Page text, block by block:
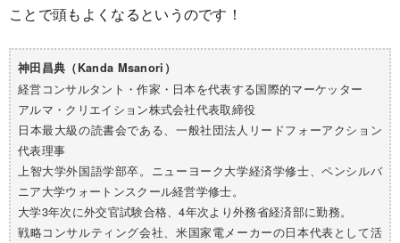
ことで頭もよくなるというのです！
神田昌典（Kanda Msanori）
経営コンサルタント・作家・日本を代表する国際的マーケッター
アルマ・クリエイション株式会社代表取締役
日本最大級の読書会である、一般社団法人リードフォーアクション
代表理事
上智大学外国語学部卒。ニューヨーク大学経済学修士、ペンシルバ
ニア大学ウォートンスクール経営学修士。
大学3年次に外交官試験合格、4年次より外務省経済部に勤務。
戦略コンサルティング会社、米国家電メーカーの日本代表として活